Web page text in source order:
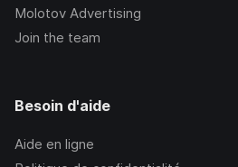
Molotov Advertising
Join the team
Besoin d'aide
Aide en ligne